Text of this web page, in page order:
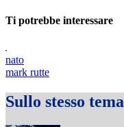
Ti potrebbe interessare
nato
mark rutte
Sullo stesso tema